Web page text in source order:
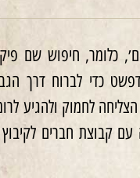
לרישום תושבים׳, כלומר,
כדי לברוח דרך
קבוצת חברים לקיבוץ